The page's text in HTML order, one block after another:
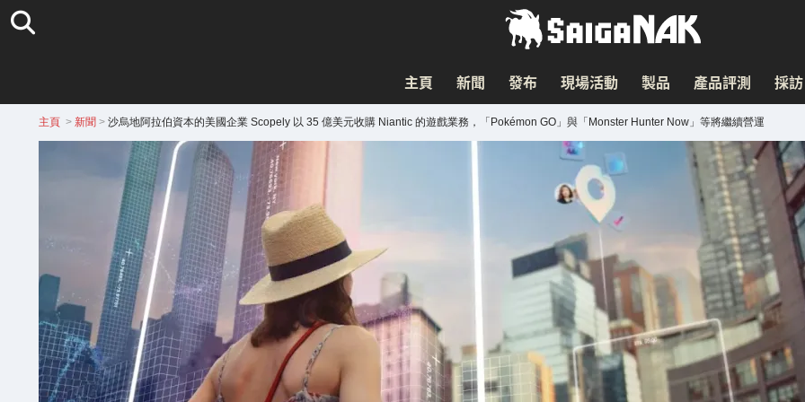
主頁 新聞 發布 現場活動 製品 產品評測 採訪
主頁 > 新聞 > 沙烏地阿拉伯資本的美國企業 Scopely 以 35 億美元收購 Niantic 的遊戲業務，「Pokémon GO」與「Monster Hunter Now」等將繼續營運